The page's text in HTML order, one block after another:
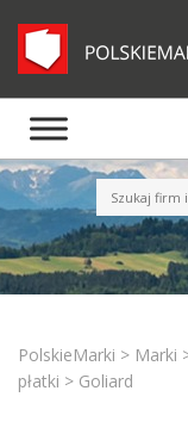
PolskieMarki > Marki
płatki > Goliard